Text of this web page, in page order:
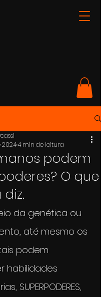
podem
O que
20244 min de leitura
da genética ou
até mesmo os
podem
habilidades
SUPERPODERES,